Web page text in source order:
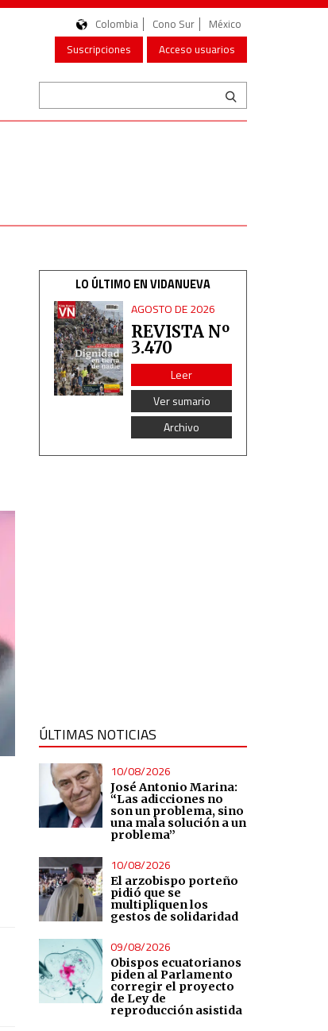
Colombia Cono Sur
México
Suscripciones
Acceso usuarios
LO ÚLTIMO EN VIDANUEVA
AGOSTO DE 2026
REVISTA Nº
3.470
Leer
Ver sumario
Archivo
ÚLTIMAS NOTICIAS
10/08/2026
José Antonio Marina:
“Las adicciones no
son un problema, sino
una mala solución a un
problema”
10/08/2026
El arzobispo porteño
pidió que se
multipliquen los
gestos de solidaridad
09/08/2026
Obispos ecuatorianos
piden al Parlamento
corregir el proyecto
de Ley de
reproducción asistida